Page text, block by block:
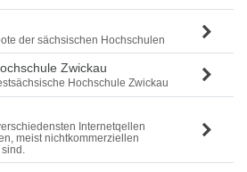
der sächsischen Hochschulen
Zwickau
Hochschule Zwickau
Internetqellen
meist nichtkommerziellen